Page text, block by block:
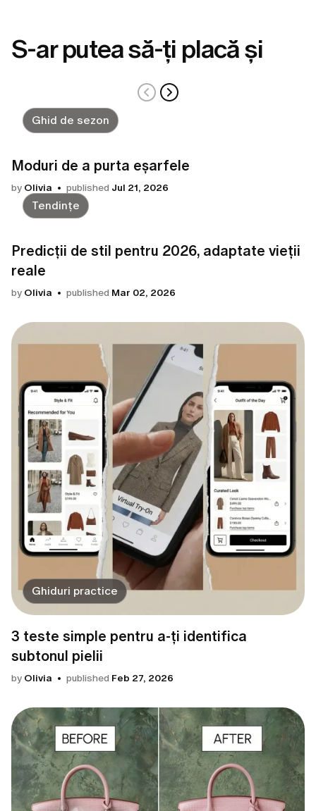
S-ar putea să-ți placă și
Ghid de sezon
Moduri de a purta eșarfele
by Olivia published Jul 21, 2026
Tendințe
Predicții de stil pentru 2026, adaptate vieții
reale
by Olivia published Mar 02, 2026
Ghiduri practice
3 teste simple pentru a-ți identifica
subtonul pielii
by Olivia published Feb 27, 2026